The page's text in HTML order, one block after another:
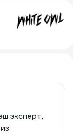
эксперт,